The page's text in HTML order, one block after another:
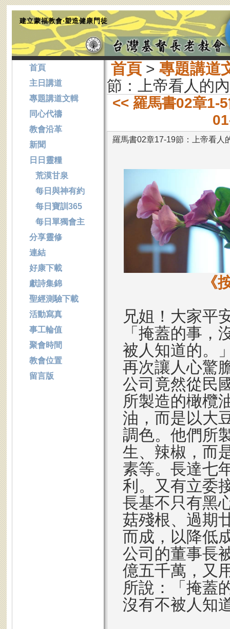
建立蒙福教會‧塑造健康門徒
首頁> 專題講道
節：上帝看人的
<< 羅馬書02章1-
羅馬書02章17-19節：上帝看人
《
兄姐！大家平
「掩蓋的事，
被人知道的。
再次讓人心驚
公司竟然從民
所製造的橄欖
油，而是以大
調色。他們所
生、辣椒，而
素等。長達七
利。又有立委
長基不只有黑
菇殘根、過期
而成，以降低
公司的董事長
億五千萬，又
所說：「掩蓋
沒有不被人知
首頁
主日講道
專題講道文輯
同心代禱
教會沿革
新聞
日日靈糧
荒漠甘泉
每日與神有約
每日寶訓365
每日單獨會主
分享靈修
連結
好康下載
獻詩集錦
聖經測驗下載
活動寫真
事工輪值
聚會時間
教會位置
留言版